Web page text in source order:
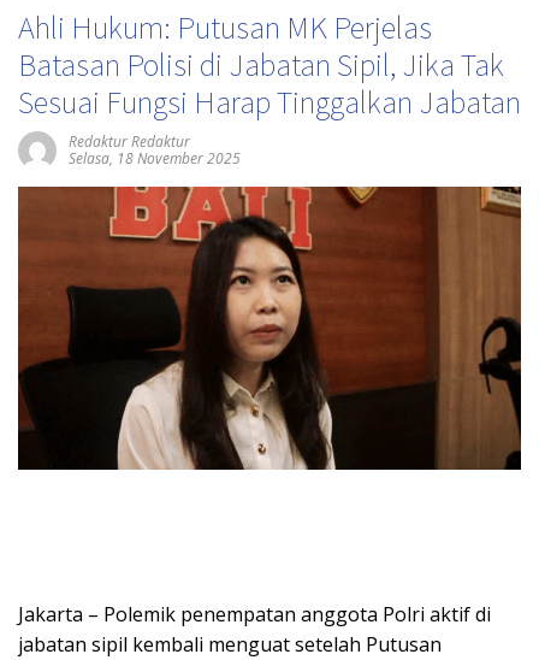
Ahli Hukum: Putusan MK Perjelas
Batasan Polisi di Jabatan Sipil, Jika Tak
Sesuai Fungsi Harap Tinggalkan Jabatan
Redaktur Redaktur
Selasa, 18 November 2025
Jakarta – Polemik penempatan anggota Polri aktif di
jabatan sipil kembali menguat setelah Putusan